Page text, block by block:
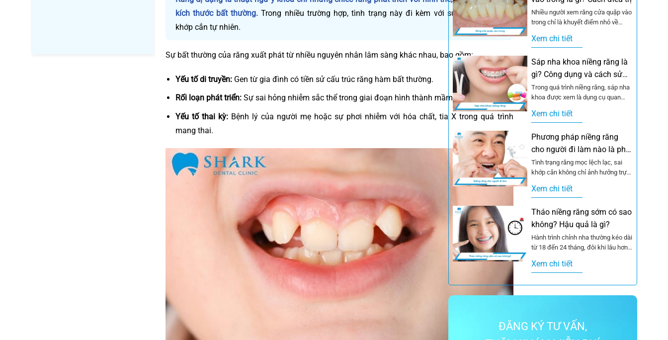
kích thước bất thường. Trong nhiều trường hợp, tình trạng này đi kèm với sự sai lệch của
khớp cắn tự nhiên.
Sự bất thường của răng xuất phát từ nhiều nguyên nhân lâm sàng khác nhau, bao gồm:
Yếu tố di truyền: Gen từ gia đình có tiền sử cấu trúc răng hàm bất thường.
Rối loạn phát triển: Sự sai hỏng nhiễm sắc thể trong giai đoạn hình thành mầm răng.
Yếu tố thai kỳ: Bệnh lý của người mẹ hoặc sự phơi nhiễm với hóa chất, tia X trong quá trình
mang thai.
Nhiều người xem răng cửa quặp vào
trong chỉ là khuyết điểm nhỏ về
Xem chi tiết
Sáp nha khoa niềng răng là
gì? Công dụng và cách sử
dụng
Trong quá trình niềng răng, sáp nha
khoa được xem là dụng cụ quan
Xem chi tiết
Phương pháp niềng răng
cho người đi làm nào là phù
hợp?
Tình trạng răng mọc lệch lạc, sai
khớp cắn không chỉ ảnh hưởng trực
Xem chi tiết
Tháo niềng răng sớm có sao
không? Hậu quả là gì?
Hành trình chỉnh nha thường kéo dài
từ 18 đến 24 tháng, đôi khi lâu hơn
Xem chi tiết
ĐĂNG KÝ TƯ VẤN,